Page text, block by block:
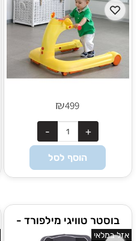
₪499
הוסף לסל
בוסטר טוויגי מילפורד -
Twigy Milfordאזל במלאי